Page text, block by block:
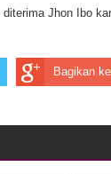
Saksi dan
Jhon Ibo
Bagikan